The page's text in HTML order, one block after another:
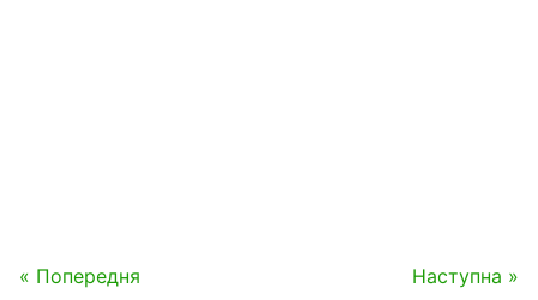
« Попередня Наступна »